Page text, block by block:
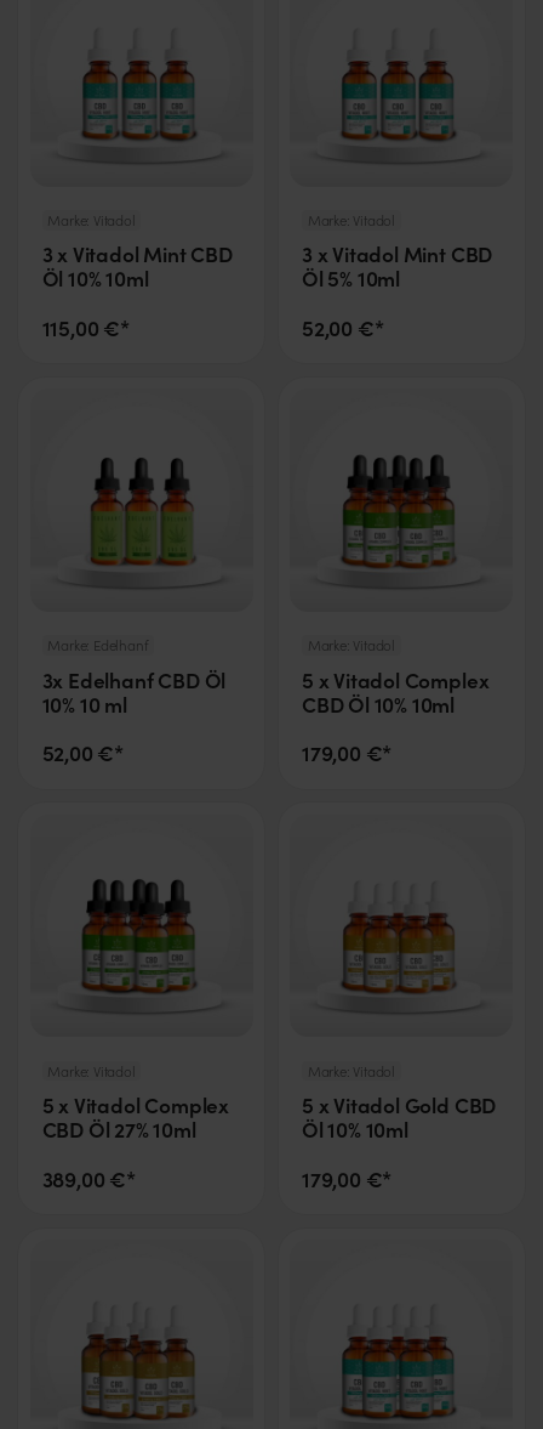
Marke: Vitadol
3 x Vitadol Mint CBD
Öl 10% 10ml
115,00 €*
Marke: Vitadol
3 x Vitadol Mint CBD
Öl 5% 10ml
52,00 €*
Marke: Edelhanf
3x Edelhanf CBD Öl
10% 10 ml
52,00 €*
Marke: Vitadol
5 x Vitadol Complex
CBD Öl 10% 10ml
179,00 €*
Marke: Vitadol
5 x Vitadol Complex
CBD Öl 27% 10ml
389,00 €*
Marke: Vitadol
5 x Vitadol Gold CBD
Öl 10% 10ml
179,00 €*